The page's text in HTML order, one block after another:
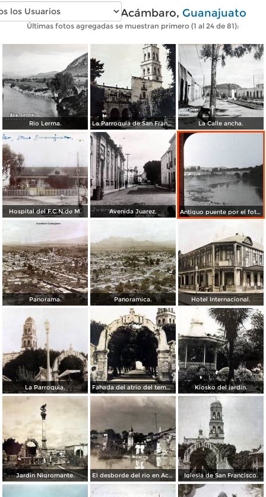
Fotos antiguas de Acámbaro, Guanajuato
Últimas fotos agregadas se muestran primero (1 al 24 de 81):
Rio Lerma. La Parroquia de San Francisco. La Calle ancha.
Hospital del F.C.N.de M. Avenida Juarez. Antiguo puente por el fotografo William H. Rau.
Panorama. Panoramica. Hotel Internacional.
La Parroquia. Fahada del atrio del templo de San Francisco ( Fechada el 26 de Abril de 1929 ). Kiosko del jardin.
Jardin Nigromante. El desborde del rio en Acambaro ( Septiemre 11 de 1927 ). Iglesia de San Francisco.